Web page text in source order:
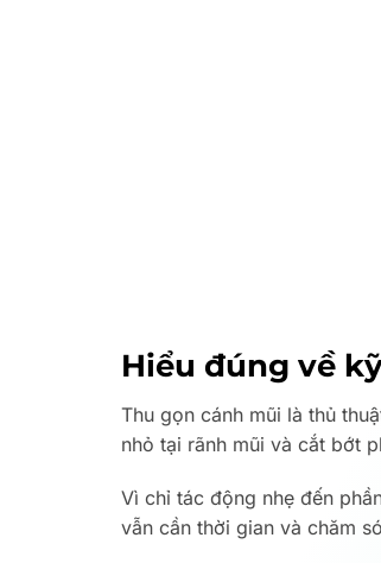
Hiểu đúng về
Thu gọn cánh mũi là thủ
nhỏ tại rãnh mũi và cắt bớt
Vì chỉ tác động nhẹ đến
vẫn cần thời gian và chăm